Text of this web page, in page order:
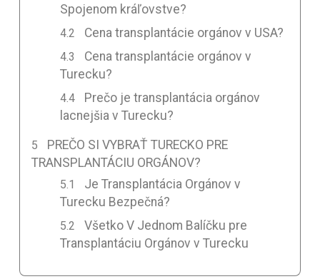
Spojenom kráľovstve?
Cena transplantácie orgánov v USA?
Cena transplantácie orgánov v
Turecku?
Prečo je transplantácia orgánov
lacnejšia v Turecku?
PREČO SI VYBRAŤ TURECKO PRE
TRANSPLANTÁCIU ORGÁNOV?
Je Transplantácia Orgánov v
Turecku Bezpečná?
Všetko V Jednom Balíčku pre
Transplantáciu Orgánov v Turecku